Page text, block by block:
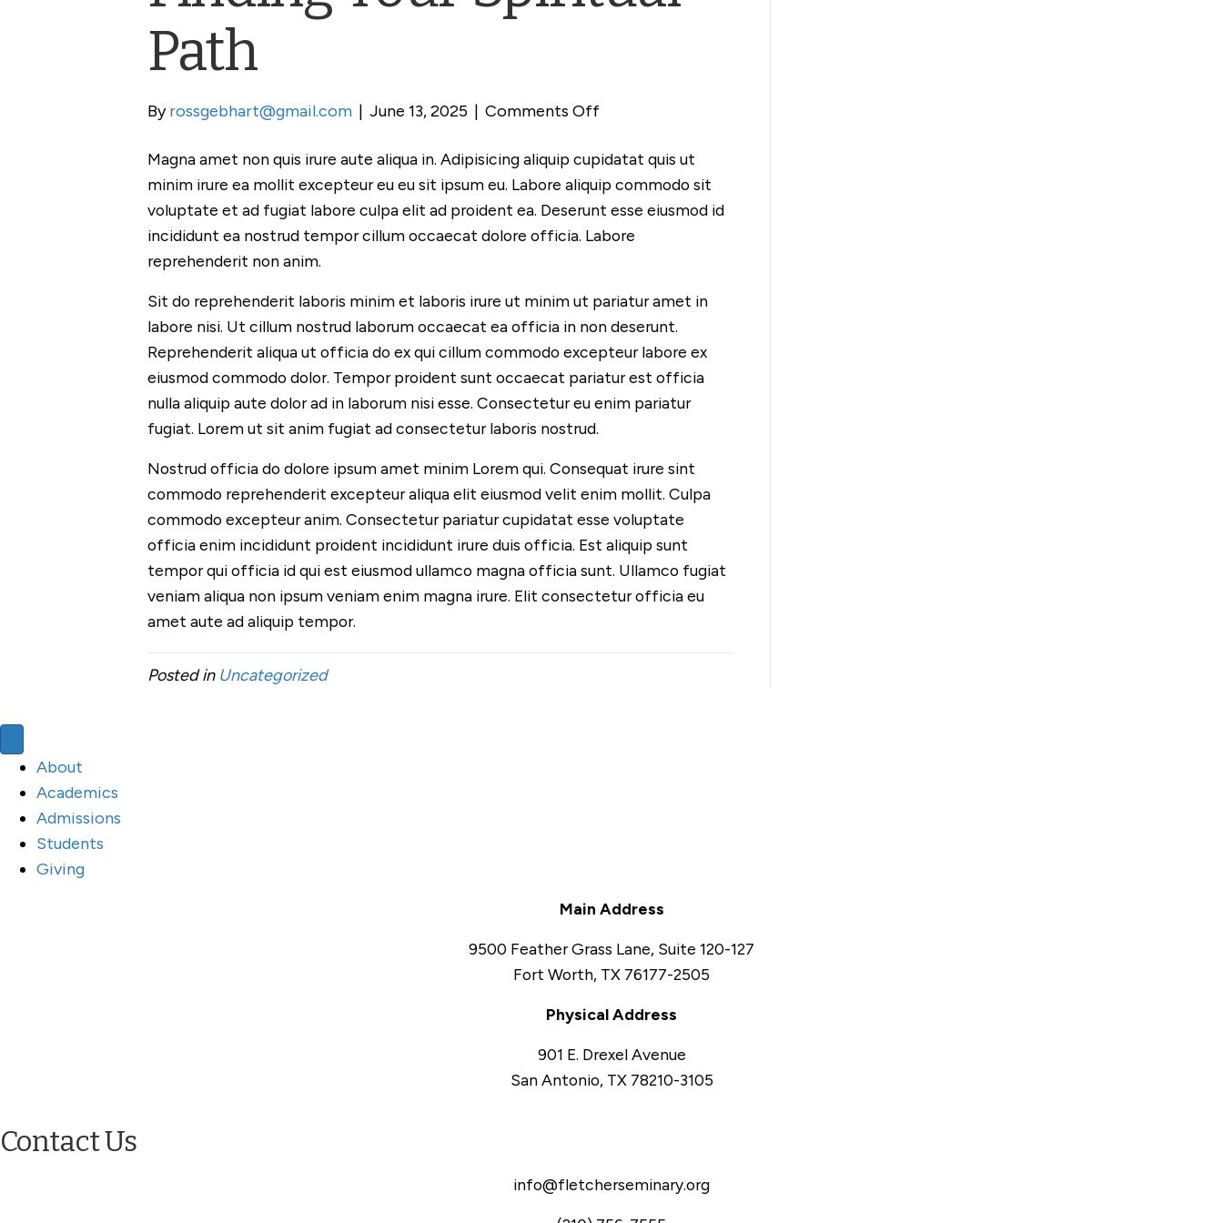
Path
Byrossgebhart@gmail.com | June 13, 2025 | Comments Offon
Your
Spiritual
Path
Magna amet non quis irure aute aliqua in. Adipisicing aliquip cupidatat quis ut
minim irure ea mollit excepteur eu eu sit ipsum eu. Labore aliquip commodo sit
voluptate et ad fugiat labore culpa elit ad proident ea. Deserunt esse eiusmod id
incididunt ea nostrud tempor cillum occaecat dolore officia. Labore
reprehenderit non anim.
Sit do reprehenderit laboris minim et laboris irure ut minim ut pariatur amet in
labore nisi. Ut cillum nostrud laborum occaecat ea officia in non deserunt.
Reprehenderit aliqua ut officia do ex qui cillum commodo excepteur labore ex
eiusmod commodo dolor. Tempor proident sunt occaecat pariatur est officia
nulla aliquip aute dolor ad in laborum nisi esse. Consectetur eu enim pariatur
fugiat. Lorem ut sit anim fugiat ad consectetur laboris nostrud.
Nostrud officia do dolore ipsum amet minim Lorem qui. Consequat irure sint
commodo reprehenderit excepteur aliqua elit eiusmod velit enim mollit. Culpa
commodo excepteur anim. Consectetur pariatur cupidatat esse voluptate
officia enim incididunt proident incididunt irure duis officia. Est aliquip sunt
tempor qui officia id qui est eiusmod ullamco magna officia sunt. Ullamco fugiat
veniam aliqua non ipsum veniam enim magna irure. Elit consectetur officia eu
amet aute ad aliquip tempor.
Posted in Uncategorized
About
Academics
Admissions
Students
Giving
Main Address
9500 Feather Grass Lane, Suite 120-127
Fort Worth, TX 76177-2505
Physical Address
901 E. Drexel Avenue
San Antonio, TX 78210-3105
Contact Us
info@fletcherseminary.org